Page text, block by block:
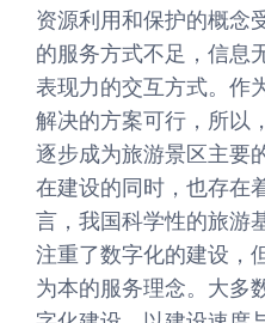
资源利用和保护的概念
的服务方式不足，信息
表现力的交互方式。作
解决的方案可行，所以
逐步成为旅游景区主要
在建设的同时，也存在
言，我国科学性的旅游
注重了数字化的建设，
为本的服务理念。大多